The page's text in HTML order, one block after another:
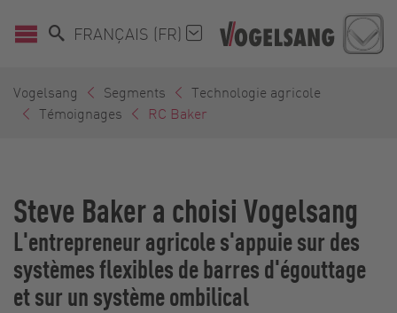
FRANÇAIS (FR)
Vogelsang Segments
Technologie agricole
Témoignages
RC Baker
Steve Baker a choisi Vogelsang
L'entrepreneur agricole s'appuie sur des
systèmes flexibles de barres d'égouttage
et sur un système ombilical